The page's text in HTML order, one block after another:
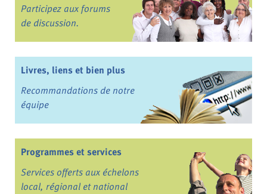
Participez aux forums
de discussion.
Livres, liens et bien plus
Recommandations de notre
équipe
Programmes et services
Services offerts aux échelons
local, régional et national